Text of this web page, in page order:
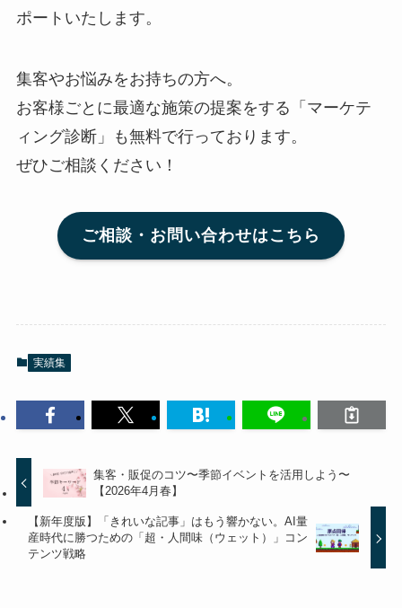
ポートいたします。
集客やお悩みをお持ちの方へ。
お客様ごとに最適な施策の提案をする「マーケテ
ィング診断」も無料で行っております。
ぜひご相談ください！
ご相談・お問い合わせはこちら
実績集
集客・販促のコツ〜季節イベントを活用しよう〜
【2026年4月春】
【新年度版】「きれいな記事」はもう響かない。AI量
産時代に勝つための「超・人間味（ウェット）」コン
テンツ戦略